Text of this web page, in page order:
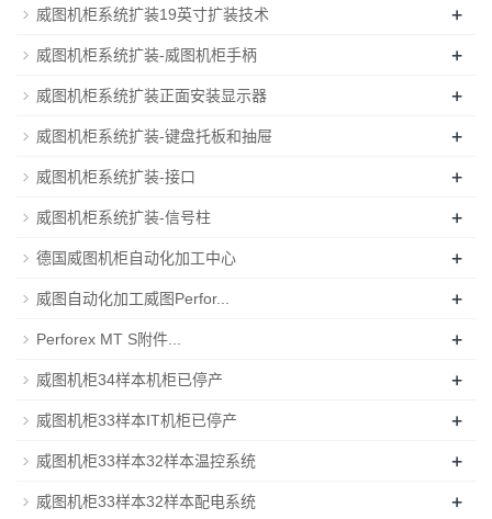
威图机柜系统扩装19英寸扩装技术 +
威图机柜系统扩装-威图机柜手柄 +
威图机柜系统扩装正面安装显示器 +
威图机柜系统扩装-键盘托板和抽屉 +
威图机柜系统扩装-接口 +
威图机柜系统扩装-信号柱 +
德国威图机柜自动化加工中心 +
威图自动化加工威图Perfor... +
Perforex MT S附件... +
威图机柜34样本机柜已停产 +
威图机柜33样本IT机柜已停产 +
威图机柜33样本32样本温控系统 +
威图机柜33样本32样本配电系统 +